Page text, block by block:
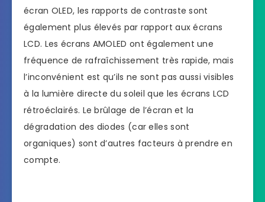
écran OLED, les rapports de contraste sont
également plus élevés par rapport aux écrans
LCD. Les écrans AMOLED ont également une
fréquence de rafraîchissement très rapide, mais
l’inconvénient est qu’ils ne sont pas aussi visibles
à la lumière directe du soleil que les écrans LCD
rétroéclairés. Le brûlage de l’écran et la
dégradation des diodes (car elles sont
organiques) sont d’autres facteurs à prendre en
compte.